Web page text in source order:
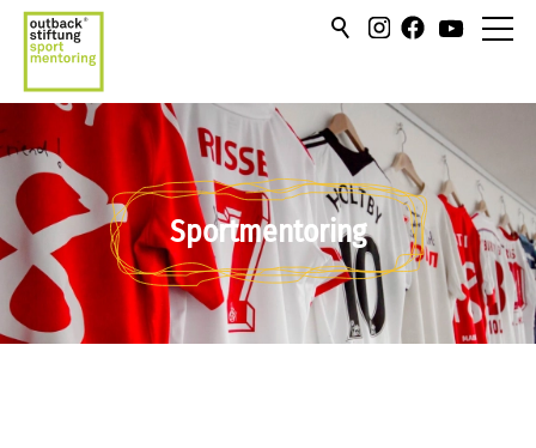
über uns
hilfen/leistung
campus
sportmentoring
Sportmentoring